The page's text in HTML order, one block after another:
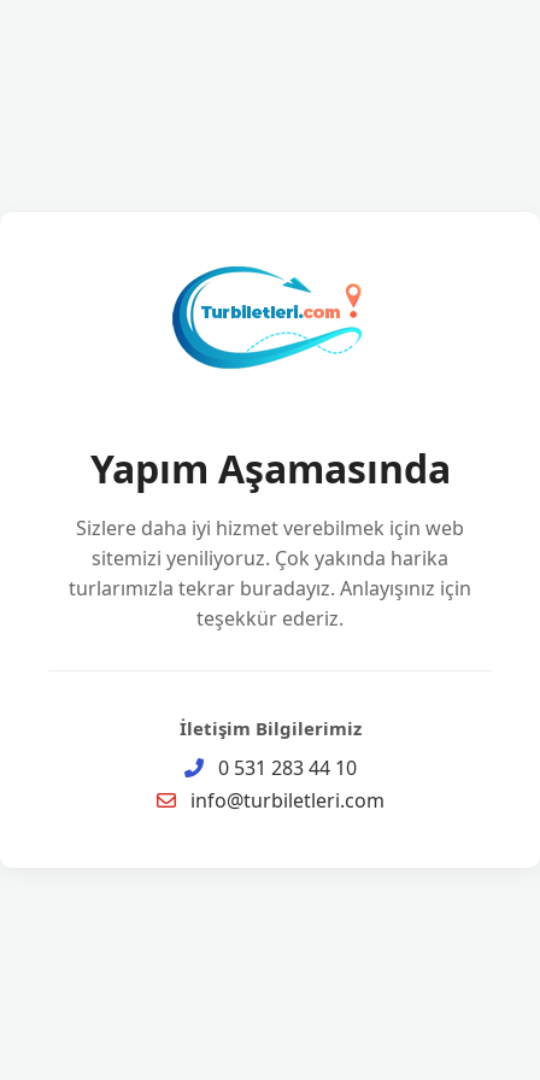
Yapım Aşamasında
Sizlere daha iyi hizmet verebilmek için web
sitemizi yeniliyoruz. Çok yakında harika
turlarımızla tekrar buradayız. Anlayışınız için
teşekkür ederiz.
İletişim Bilgilerimiz
0 531 283 44 10
info@turbiletleri.com